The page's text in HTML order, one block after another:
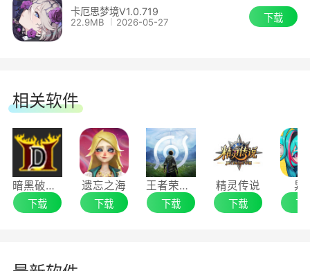
卡厄思梦境V1.0.719
22.9MB 2026-05-27 下载
相关软件
暗黑破坏神2重制版
下载
遗忘之海
下载
王者荣耀世界
下载
精灵传说
下载
异
下